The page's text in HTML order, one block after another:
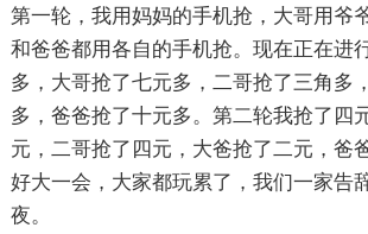
第一轮，我用妈妈的手机抢，大哥用爷
和爸爸都用各自的手机抢。现在正在
多，大哥抢了七元多，二哥抢了三角多
多，爸爸抢了十元多。第二轮我抢了四
元，二哥抢了四元，大爸抢了二元，爸
好大一会，大家都玩累了，我们一家告
夜。